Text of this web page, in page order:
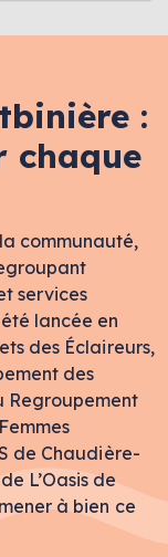
:
chaque
communauté,
services
lancée en
des Éclaireurs,
des
Regroupement
de Chaudière-
L’Oasis de
à bien ce